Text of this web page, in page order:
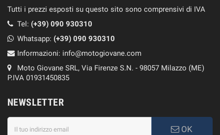
Tutti i prezzi esposti su questo sito sono comprensivi di IVA
Tel: (+39) 090 930310
Whatsapp: (+39) 090 930310
Informazioni: info@motogiovane.com
Moto Giovane SRL, Via Firenze S.N. - 98057 Milazzo (ME)
P.IVA 01931450835
NEWSLETTER
OK